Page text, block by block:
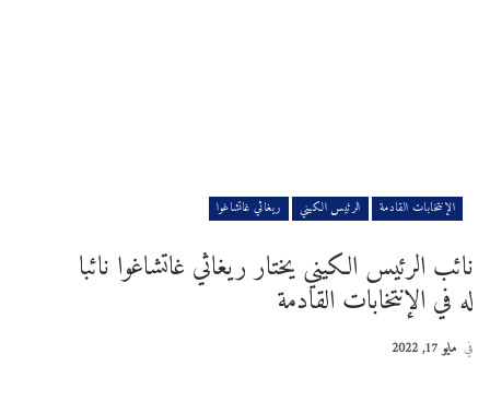
الإنتخابات القادمة الرئيس الكيني ريغاثي غاتشاغوا
نائب الرئيس الكيني يختار ريغاثي غاتشاغوا نائبا
له في الإنتخابات القادمة
في مايو 17, 2022